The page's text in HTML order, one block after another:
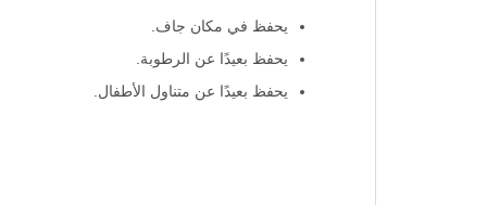
يحفظ في مكان جاف.
يحفظ بعيدًا عن الرطوبة.
يحفظ بعيدًا عن متناول الأطفال.